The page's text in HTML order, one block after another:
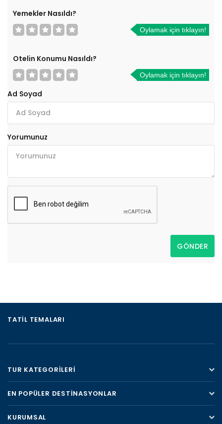
Yemekler Nasıldı?
Oylamak için tıklayın!
Otelin Konumu Nasıldı?
Oylamak için tıklayın!
Ad Soyad
Yorumunuz
GÖNDER
TATIL TEMALARI
TUR KATEGORILERI
EN POPÜLER DESTINASYONLAR
KURUMSAL